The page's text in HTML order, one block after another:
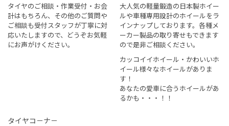
タイヤのご相談・作業受付・お会
計はもちろん、その他のご質問や
ご相談も受付スタッフが丁寧に対
応いたしますので、どうぞお気軽
にお声がけください。
大人気の軽量鍛造の日本製ホイー
ルや車種専用設計のホイールをラ
インナップしております。各種メ
ーカー製品の取り寄せもできます
ので是非ご相談ください。
カッコイイホイール・かわいいホ
イール様々なホイールがありま
す！
あなたの愛車に合うホイールがあ
るかも・・・！！
タイヤコ－ナ－